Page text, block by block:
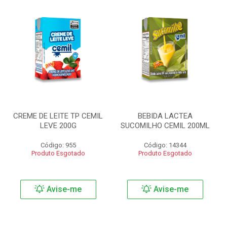
CREME DE LEITE TP CEMIL
LEVE 200G
Código: 955
Produto Esgotado
Avise-me
BEBIDA LACTEA
SUCOMILHO CEMIL 200ML
Código: 14344
Produto Esgotado
Avise-me